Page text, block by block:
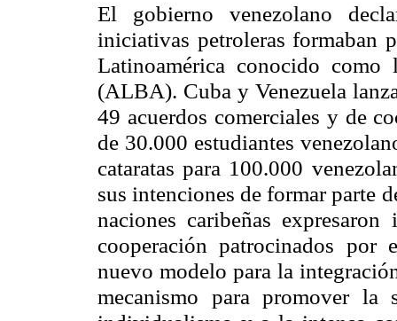
El gobierno venezolano
iniciativas petroleras formaban
Latinoamérica conocido
(ALBA). Cuba y Venezuela
49 acuerdos comerciales y de
de 30.000 estudiantes
cataratas para 100.000
sus intenciones de formar parte
naciones caribeñas
cooperación patrocinados
nuevo modelo para la
mecanismo para promover la